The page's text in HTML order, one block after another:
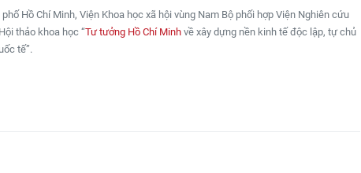
Hồ Chí Minh, Viện Khoa học xã hội vùng Nam Bộ phối hợp Viện Nghiên cứu
thảo khoa học “Tư tưởng Hồ Chí Minh về xây dựng nền kinh tế độc lập, tự chủ
tế”.